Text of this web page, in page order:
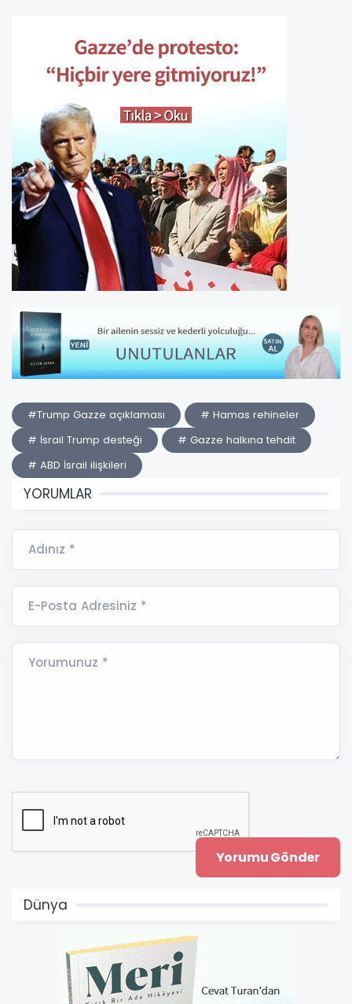
#Trump Gazze açıklaması
# Hamas rehineler
# İsrail Trump desteği
# Gazze halkına tehdit
# ABD İsrail ilişkileri
YORUMLAR
Adınız *
E-Posta Adresiniz *
Yorumunuz *
Dünya